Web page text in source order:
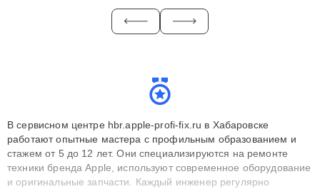
В сервисном центре hbr.apple-profi-fix.ru в Хабаровске
работают опытные мастера с профильным образованием и
стажем от 5 до 12 лет. Они специализируются на ремонте
техники бренда Apple, используют современное оборудование
и оригинальные запчасти. Каждый инженер регулярно